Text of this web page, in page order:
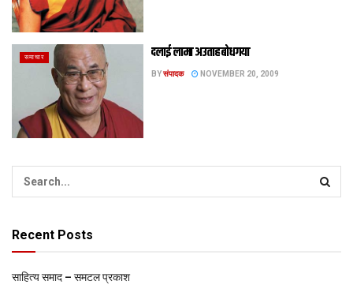
समाचार दलाई लामा अउताह बोधगया
BYसंपादक NOVEMBER 20, 2009
Recent Posts
साहित्य समाद – समटल प्रकाश